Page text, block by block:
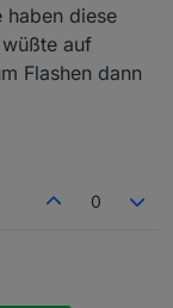
haben diese
auf
Flashen dann
0